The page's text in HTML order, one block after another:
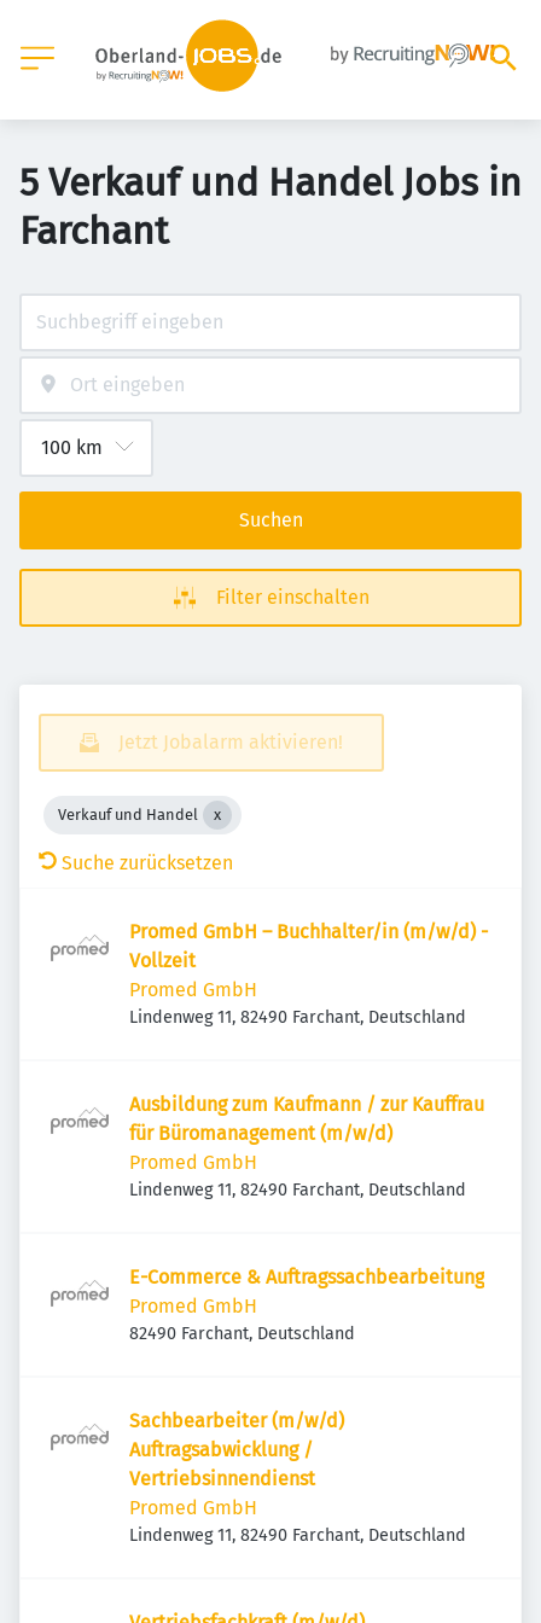
5 Verkauf und Handel Jobs in
Farchant
Suchen
Filter einschalten
Jetzt Jobalarm aktivieren!
Verkauf und Handel
Suche zurücksetzen
Promed GmbH – Buchhalter/in (m/w/d) -
Vollzeit
Promed GmbH
Lindenweg 11, 82490 Farchant, Deutschland
Ausbildung zum Kaufmann / zur Kauffrau
für Büromanagement (m/w/d)
Promed GmbH
Lindenweg 11, 82490 Farchant, Deutschland
E-Commerce & Auftragssachbearbeitung
Promed GmbH
82490 Farchant, Deutschland
Sachbearbeiter (m/w/d)
Auftragsabwicklung /
Vertriebsinnendienst
Promed GmbH
Lindenweg 11, 82490 Farchant, Deutschland